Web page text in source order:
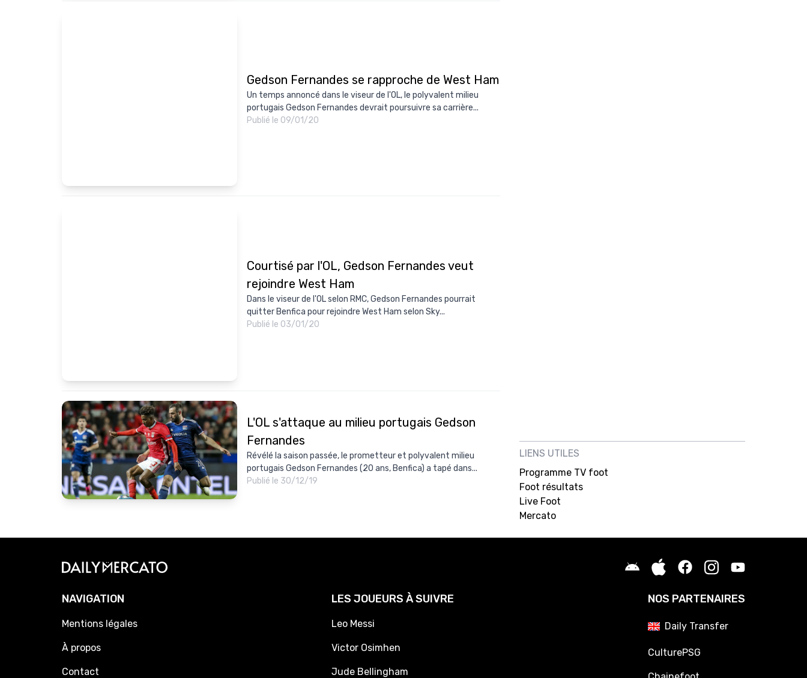
Gedson Fernandes se rapproche de West Ham
Un temps annoncé dans le viseur de l'OL, le polyvalent milieu
portugais Gedson Fernandes devrait poursuivre sa carrière...
Publié le 09/01/20
Courtisé par l'OL, Gedson Fernandes veut
rejoindre West Ham
Dans le viseur de l'OL selon RMC, Gedson Fernandes pourrait
quitter Benfica pour rejoindre West Ham selon Sky...
Publié le 03/01/20
L'OL s'attaque au milieu portugais Gedson
Fernandes
Révélé la saison passée, le prometteur et polyvalent milieu
portugais Gedson Fernandes (20 ans, Benfica) a tapé dans...
Publié le 30/12/19
LIENS UTILES
Programme TV foot
Foot résultats
Live Foot
Mercato
NAVIGATION
Mentions légales
À propos
Contact
LES JOUEURS À SUIVRE
Leo Messi
Victor Osimhen
Jude Bellingham
NOS PARTENAIRES
Daily Transfer
CulturePSG